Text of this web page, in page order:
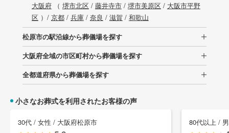
大阪府（ 堺市北区 / 藤井寺市/ 堺市美原区 / 大阪市平野
区 ）/ 京都/ 兵庫/ 奈良 / 滋賀 / 和歌山
松原市の駅沿線から葬儀場を探す
大阪府全域の市区町村から葬儀場を探す
全都道府県から葬儀場を探す
小さなお葬式を利用されたお客様の声
30代 / 女性 / 大阪府松原市 80代以上 /